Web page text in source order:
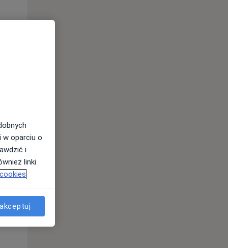
10 Sie
w oparciu o
i
linki